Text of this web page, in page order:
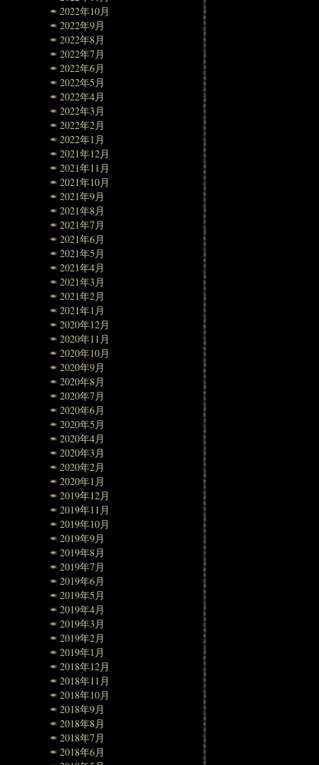
2022年10月
2022年9月
2022年8月
2022年7月
2022年6月
2022年5月
2022年4月
2022年3月
2022年2月
2022年1月
2021年12月
2021年11月
2021年10月
2021年9月
2021年8月
2021年7月
2021年6月
2021年5月
2021年4月
2021年3月
2021年2月
2021年1月
2020年12月
2020年11月
2020年10月
2020年9月
2020年8月
2020年7月
2020年6月
2020年5月
2020年4月
2020年3月
2020年2月
2020年1月
2019年12月
2019年11月
2019年10月
2019年9月
2019年8月
2019年7月
2019年6月
2019年5月
2019年4月
2019年3月
2019年2月
2019年1月
2018年12月
2018年11月
2018年10月
2018年9月
2018年8月
2018年7月
2018年6月